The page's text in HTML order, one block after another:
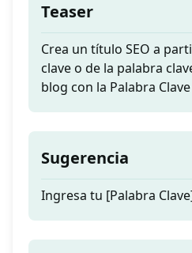
Teaser
Crea un título SEO a
clave o de la palabra
blog con la Palabra
Sugerencia
Ingresa tu [Palabra